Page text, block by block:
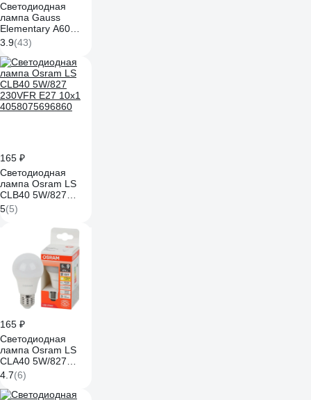
Светодиодная
лампа Gauss
Elementary A60
10W 880lm 3000K
Е27 LED 1/10/50
23210
3.9(43)
165 ₽
Светодиодная
лампа Osram LS
CLB40 5W/827
230VFR E27 10x1
4058075696860
5(5)
165 ₽
Светодиодная
лампа Osram LS
CLA40 5W/827
230VFR E27 10x1
4058075695566
4.7(6)